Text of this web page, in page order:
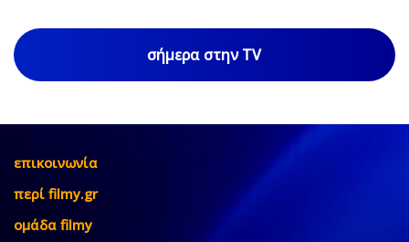
σήμερα στην TV
επικοινωνία
περί filmy.gr
ομάδα filmy